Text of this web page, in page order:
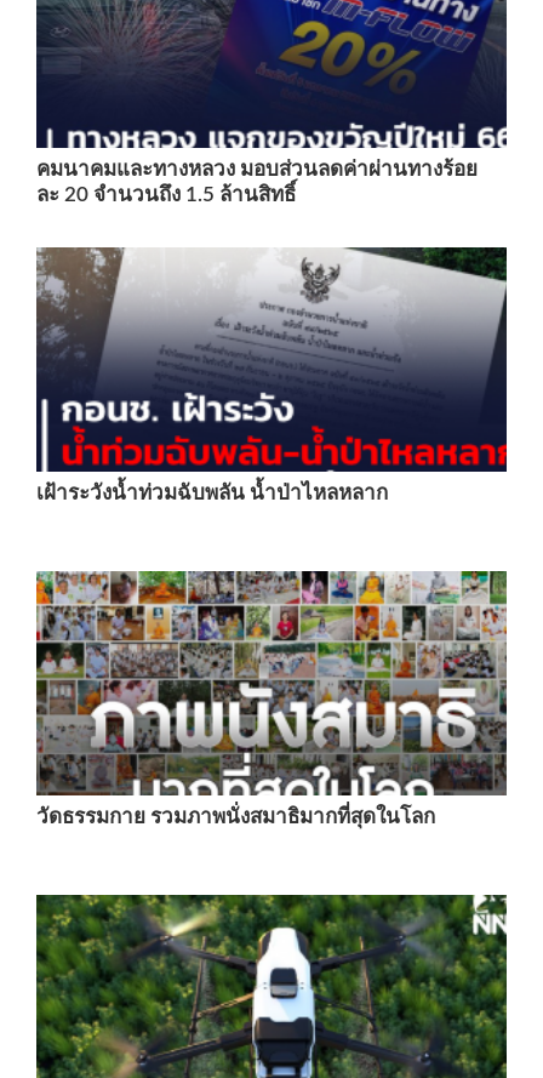
คมนาคมและทางหลวง มอบส่วนลดค่าผ่านทางร้อย
ละ 20 จำนวนถึง 1.5 ล้านสิทธิ์
เฝ้าระวังน้ำท่วมฉับพลัน น้ำป่าไหลหลาก
วัดธรรมกาย รวมภาพนั่งสมาธิมากที่สุดในโลก